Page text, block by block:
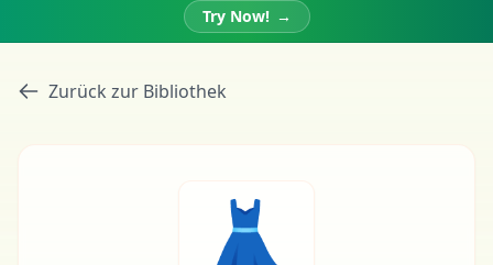
Try Now! →
Zurück zur Bibliothek
👗